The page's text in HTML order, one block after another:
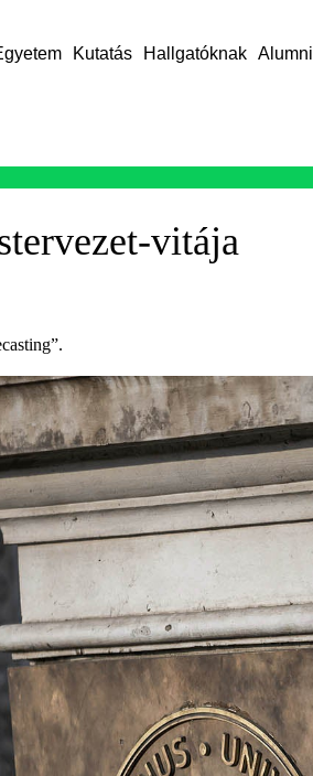
Kutatás Hallgatóknak Alumni
vitája